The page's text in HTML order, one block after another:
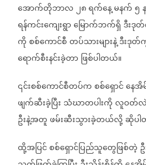
အောက်တိုဘာလ၂၈ရက်နေ့မနက်၅
ရန်ကင်းကျေးရွာမြောက်ဘက်ရှိဒီးဒု
ကိုစစ်ကောင်စီတပ်သားများနဲ့ဒီးဒုတ်
ရောက်စီးနင်းခဲ့တာဖြစ်ပါတယ်။
၎င်းစစ်ကောင်စီတပ်ကစစ်ရှောင်နေအိ
ဖျက်ဆီးခဲ့ပြီး သံဃာတပါးကိုလူဝတ်လဲ
ဦးနဲ့အတူဖမ်းဆီးသွားခဲ့တယ်လို့ဆိုပ
ထို့အပြင်စစ်ရှောင်ပြည်သူတွေဖြစ်တဲ့